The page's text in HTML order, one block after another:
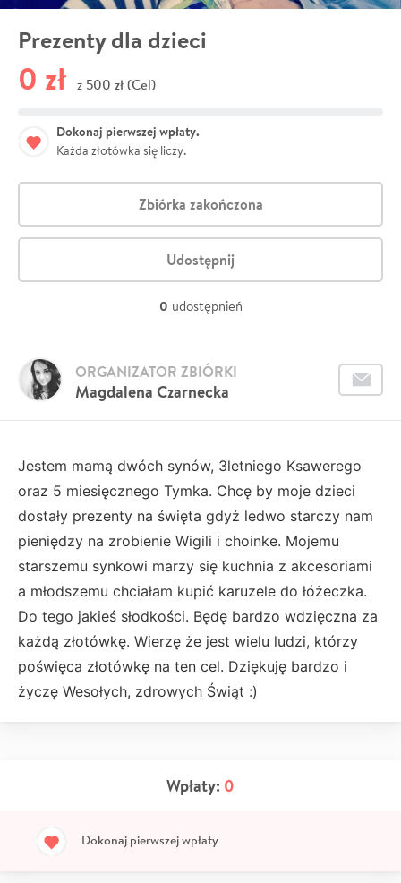
Prezenty dla dzieci
0 zł z 500 zł (Cel)
Dokonaj pierwszej wpłaty.
Każda złotówka się liczy.
Zbiórka zakończona
Udostępnij
0 udostępnień
Magdalena Czarnecka
ORGANIZATOR ZBIÓRKI
Jestem mamą dwóch synów, 3letniego Ksawerego
oraz 5 miesięcznego Tymka. Chcę by moje dzieci
dostały prezenty na święta gdyż ledwo starczy nam
pieniędzy na zrobienie Wigili i choinke. Mojemu
starszemu synkowi marzy się kuchnia z akcesoriami
a młodszemu chciałam kupić karuzele do łóżeczka.
Do tego jakieś słodkości. Będę bardzo wdzięczna za
każdą złotówkę. Wierzę że jest wielu ludzi, którzy
poświęca złotówkę na ten cel. Dziękuję bardzo i
życzę Wesołych, zdrowych Świąt :)
Wpłaty: 0
Dokonaj pierwszej wpłaty